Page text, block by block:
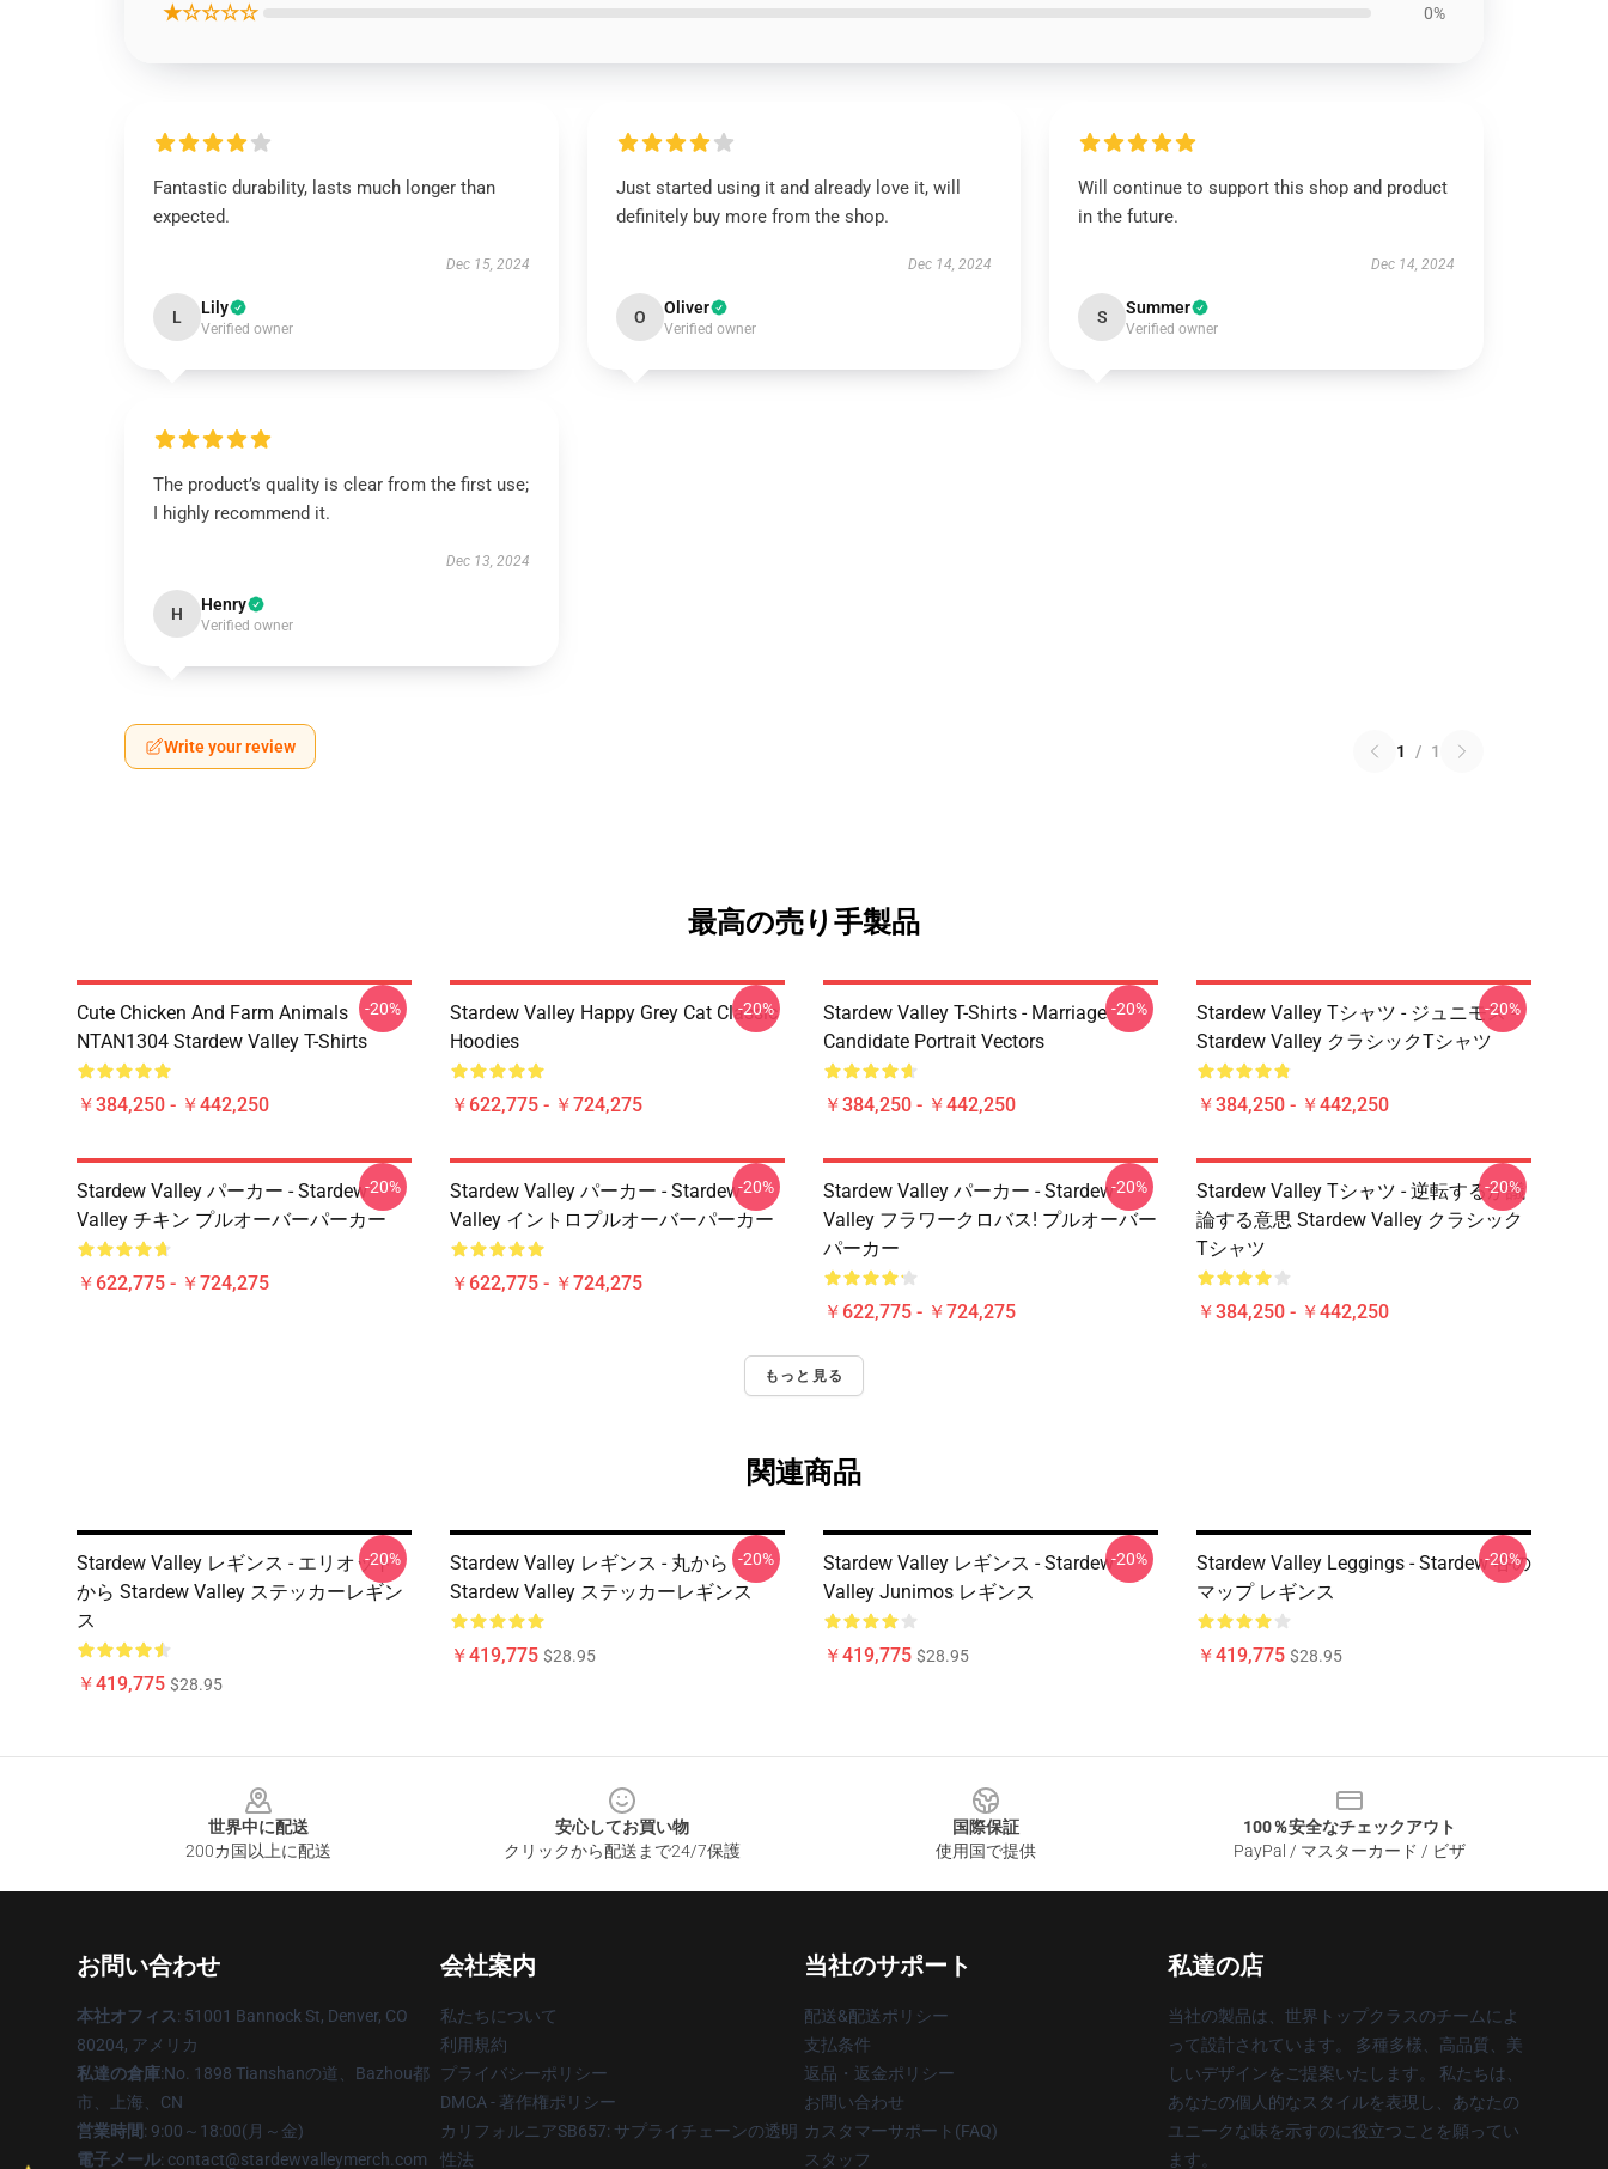
★☆☆☆☆ 0%
Fantastic durability, lasts much longer than
expected.
Dec 15, 2024
L Lily
Verified owner
Just started using it and already love it, will
definitely buy more from the shop.
Dec 14, 2024
O Oliver
Verified owner
Will continue to support this shop and product
in the future.
Dec 14, 2024
S Summer
Verified owner
The product’s quality is clear from the first use;
I highly recommend it.
Dec 13, 2024
H Henry
Verified owner
Write your review 1 / 1
最高の売り手製品
Cute Chicken And Farm Animals
NTAN1304 Stardew Valley T-Shirts
￥384,250 - ￥442,250
-20%
Stardew Valley Happy Grey Cat Classic
Hoodies
￥622,775 - ￥724,275
-20%
Stardew Valley T-Shirts - Marriage
Candidate Portrait Vectors
￥384,250 - ￥442,250
-20%
Stardew Valley Tシャツ - ジュニモス -
Stardew Valley クラシックTシャツ
￥384,250 - ￥442,250
-20%
Stardew Valley パーカー - Stardew
Valley チキン プルオーバーパーカー
￥622,775 - ￥724,275
-20%
Stardew Valley パーカー - Stardew
Valley イントロプルオーバーパーカー
￥622,775 - ￥724,275
-20%
Stardew Valley パーカー - Stardew
Valley フラワークロバス! プルオーバー
パーカー
￥622,775 - ￥724,275
-20%
Stardew Valley Tシャツ - 逆転するが議
論する意思 Stardew Valley クラシック
Tシャツ
￥384,250 - ￥442,250
-20%
もっと見る
関連商品
Stardew Valley レギンス - エリオット
から Stardew Valley ステッカーレギン
ス
￥419,775 $28.95
-20%
Stardew Valley レギンス - 丸から
Stardew Valley ステッカーレギンス
￥419,775 $28.95
-20%
Stardew Valley レギンス - Stardew
Valley Junimos レギンス
￥419,775 $28.95
-20%
Stardew Valley Leggings - Stardew 谷の
マップ レギンス
￥419,775 $28.95
-20%
世界中に配送
200カ国以上に配送
安心してお買い物
クリックから配送まで24/7保護
国際保証
使用国で提供
100％安全なチェックアウト
PayPal / マスターカード / ビザ
お問い合わせ
本社オフィス: 51001 Bannock St, Denver, CO
80204, アメリカ
私達の倉庫:No. 1898 Tianshanの道、Bazhou都
市、上海、CN
営業時間: 9:00～18:00(月～金)
電子メール: contact@stardewvalleymerch.com
会社案内
私たちについて
利用規約
プライバシーポリシー
DMCA - 著作権ポリシー
カリフォルニアSB657: サプライチェーンの透明
性法
当社のサポート
配送&配送ポリシー
支払条件
返品・返金ポリシー
お問い合わせ
カスタマーサポート(FAQ)
スタッフ
私達の店
当社の製品は、世界トップクラスのチームによ
って設計されています。 多種多様、高品質、美
しいデザインをご提案いたします。 私たちは、
あなたの個人的なスタイルを表現し、あなたの
ユニークな味を示すのに役立つことを願ってい
ます。